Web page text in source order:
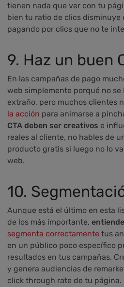
tienen nada que ver con tu
bien tu ratio de clics disminuye
pagando por clics que no te
9. Haz un buen
En las campañas de pago
web simplemente porqué no se
extraño, pero muchos clientes
la acción para animarse a
CTA deben ser creativos e
reales al cliente, no hables de
producto gratis si luego no lo
web.
10.
Aunque está el último en esta
de los más importante,
segmenta correctamente tus
en un público poco específico
resultados en tus campañas.
y genera audiencias de
click through rate de tu página.